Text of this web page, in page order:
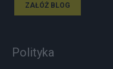
ZAŁÓŻ BLOG
Polityka